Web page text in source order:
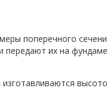
поперечного
передают их на